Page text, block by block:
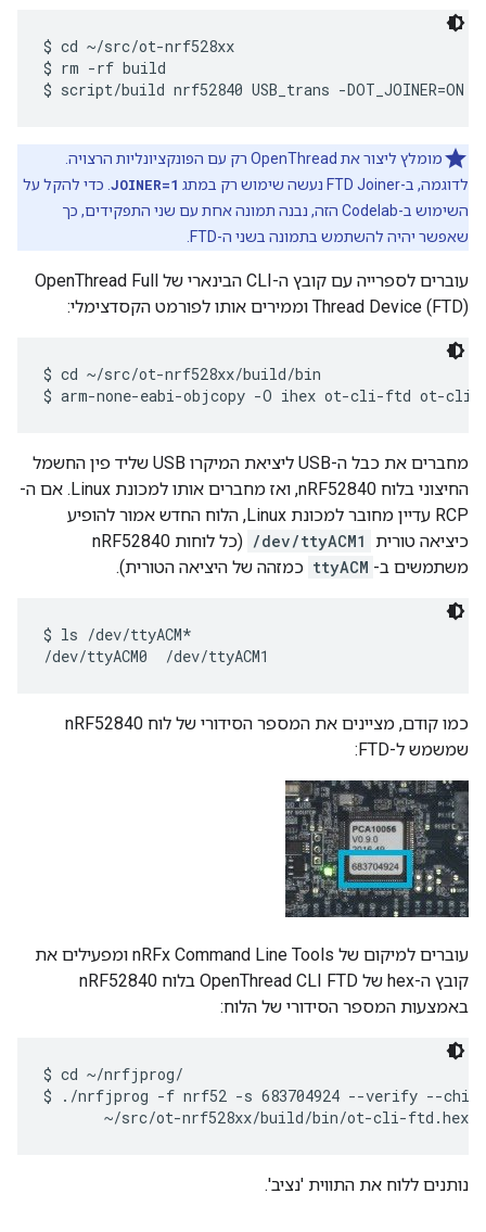
$ cd ~/src/ot-nrf528xx
$ rm -rf build
מומלץ ליצור את OpenThread רק עם הפונקציונליות הרצויה.
לדוגמה, ב-FTD Joiner נעשה שימוש רק במתג
JOINER=1. כדי להקל על
השימוש ב-Codelab הזה, נבנה תמונה אחת עם שני התפקידים, כך
שאפשר יהיה להשתמש בתמונה בשני ה-FTD.
עוברים לספרייה עם קובץ ה-CLI הבינארי של OpenThread Full
Thread Device (FTD) וממירים אותו לפורמט הקסדצימלי:
$ cd ~/src/ot-nrf528xx/build/bin
מחברים את כבל ה-USB ליציאת המיקרו USB שליד פין החשמל
החיצוני בלוח nRF52840, ואז מחברים אותו למכונת Linux. אם ה-
RCP עדיין מחובר למכונת Linux, הלוח החדש אמור להופיע
כיציאה טורית
/dev/ttyACM1
(כל לוחות nRF52840
משתמשים ב- ttyACM כמזהה של היציאה הטורית).
$ ls /dev/ttyACM*
כמו קודם, מציינים את המספר הסידורי של לוח nRF52840
שמשמש ל-FTD:
עוברים למיקום של nRFx Command Line Tools ומפעילים את
קובץ ה-hex של OpenThread CLI FTD בלוח nRF52840
באמצעות המספר הסידורי של הלוח:
$ cd ~/nrfjprog/
$ ./nrfjprog -f nrf52 -s 683704924 --verify --
נותנים ללוח את התווית 'נציב'.